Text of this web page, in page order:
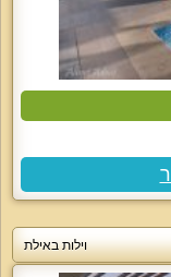
וילות באילת